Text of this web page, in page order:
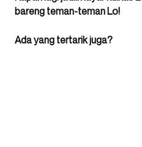
bareng teman-teman Lo!
Ada yang tertarik juga?